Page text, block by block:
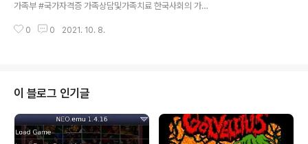
가족부 #국가자격증 가족상담및가족치료​ 한국사회의 가족
이유를 토론해보시오 https://blog.naver.com/gch00
여성가족부 #국가자격증 가족상담및가족치료 토론 한국
사... blog.naver.com
0 0 2021. 10. 8.
이 블로그 인기글